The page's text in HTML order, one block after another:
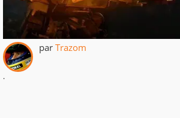
par Trazom
.